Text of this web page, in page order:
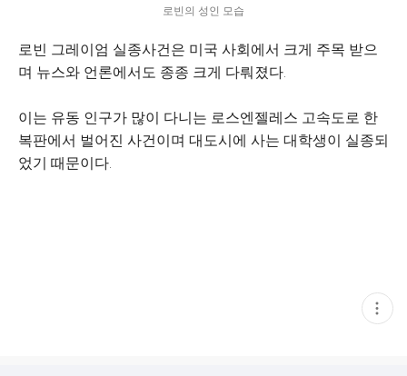
로빈의 성인 모습
로빈 그레이엄 실종사건은 미국 사회에서 크게 주목 받으
며 뉴스와 언론에서도 종종 크게 다뤄졌다.
이는 유동 인구가 많이 다니는 로스엔젤레스 고속도로 한
복판에서 벌어진 사건이며 대도시에 사는 대학생이 실종되
었기 때문이다.
현
재